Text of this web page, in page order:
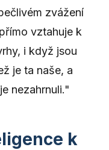
zvážení
vztahuje k
i když jsou
je ta naše, a
nezahrnuli."
k